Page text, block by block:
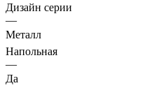
Дизайн серии
—
Металл
Напольная
—
Да